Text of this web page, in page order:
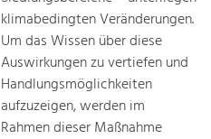
klimabedingten Veränderungen.
Um das Wissen über diese
Auswirkungen zu vertiefen und
Handlungsmöglichkeiten
aufzuzeigen, werden im
Rahmen dieser Maßnahme